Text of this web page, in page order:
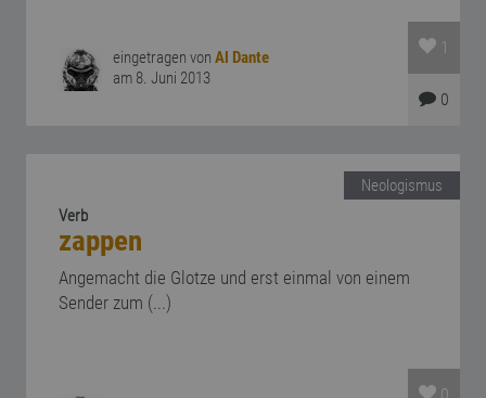
eingetragen vonAl Dante
am 8. Juni 2013
1
0
Neologismus
Verb
zappen
Angemacht die Glotze und erst einmal von einem
Sender zum (...)